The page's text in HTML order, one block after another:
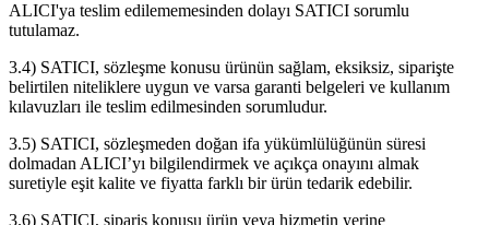
ALICI'ya teslim edilememesinden dolayı SATICI sorumlu
tutulamaz.
3.4) SATICI, sözleşme konusu ürünün sağlam, eksiksiz, siparişte
belirtilen niteliklere uygun ve varsa garanti belgeleri ve kullanım
kılavuzları ile teslim edilmesinden sorumludur.
3.5) SATICI, sözleşmeden doğan ifa yükümlülüğünün süresi
dolmadan ALICI’yı bilgilendirmek ve açıkça onayını almak
suretiyle eşit kalite ve fiyatta farklı bir ürün tedarik edebilir.
3.6) SATICI, sipariş konusu ürün veya hizmetin yerine